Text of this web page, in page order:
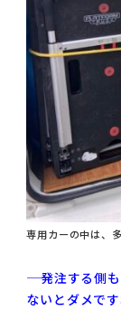
専用カーの中は、
―― 発注する側
ないとダメです